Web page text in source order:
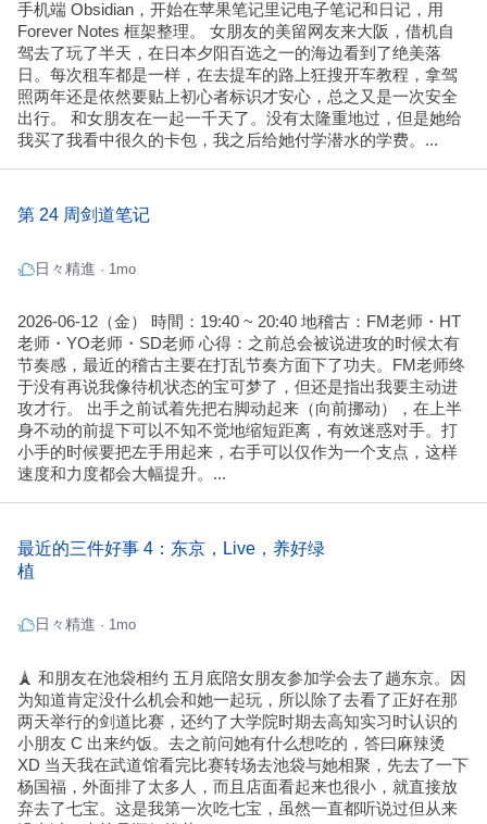
手机端 Obsidian，开始在苹果笔记里记电子笔记和日记，用
Forever Notes 框架整理。 女朋友的美留网友来大阪，借机自
驾去了玩了半天，在日本夕阳百选之一的海边看到了绝美落
日。每次租车都是一样，在去提车的路上狂搜开车教程，拿驾
照两年还是依然要贴上初心者标识才安心，总之又是一次安全
出行。 和女朋友在一起一千天了。没有太隆重地过，但是她给
我买了我看中很久的卡包，我之后给她付学潜水的学费。...
第 24 周剑道笔记
日々精進 · 1mo
2026-06-12（金） 時間：19:40 ~ 20:40 地稽古：FM老师・HT
老师・YO老师・SD老师 心得：之前总会被说进攻的时候太有
节奏感，最近的稽古主要在打乱节奏方面下了功夫。FM老师终
于没有再说我像待机状态的宝可梦了，但还是指出我要主动进
攻才行。 出手之前试着先把右脚动起来（向前挪动），在上半
身不动的前提下可以不知不觉地缩短距离，有效迷惑对手。打
小手的时候要把左手用起来，右手可以仅作为一个支点，这样
速度和力度都会大幅提升。...
最近的三件好事 4：东京，Live，养好绿
植
日々精進 · 1mo
🗼 和朋友在池袋相约 五月底陪女朋友参加学会去了趟东京。因
为知道肯定没什么机会和她一起玩，所以除了去看了正好在那
两天举行的剑道比赛，还约了大学院时期去高知实习时认识的
小朋友 C 出来约饭。去之前问她有什么想吃的，答曰麻辣烫
XD 当天我在武道馆看完比赛转场去池袋与她相聚，先去了一下
杨国福，外面排了太多人，而且店面看起来也很小，就直接放
弃去了七宝。这是我第一次吃七宝，虽然一直都听说过但从来